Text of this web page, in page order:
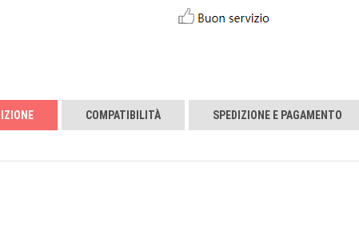
COMPATIBILITÀ SPEDIZIONE E PAGAMENTO